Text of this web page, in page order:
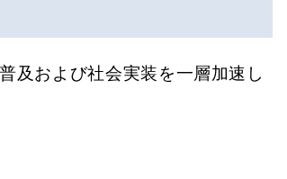
及および社会実装を一層加速し